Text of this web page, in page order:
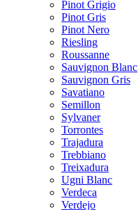
Pinot Grigio
Pinot Gris
Pinot Nero
Riesling
Roussanne
Sauvignon Blanc
Sauvignon Gris
Savatiano
Semillon
Sylvaner
Torrontes
Trajadura
Trebbiano
Treixadura
Ugni Blanc
Verdeca
Verdejo